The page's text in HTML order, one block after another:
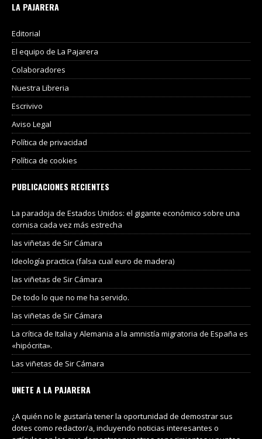
LA PAJARERA
Editorial
El equipo de La Pajarera
Colaboradores
Nuestra Libreria
Escrivivo
Aviso Legal
Política de privacidad
Política de cookies
PUBLICACIONES RECIENTES
La paradoja de Estados Unidos: el gigante económico sobre una
cornisa cada vez más estrecha
las viñetas de Sir Cámara
Ideología practica (falsa cual euro de madera)
las viñetas de Sir Cámara
De todo lo que no me ha servido.
las viñetas de Sir Cámara
La crítica de Italia y Alemania a la amnistía migratoria de España es
«hipócrita».
Las viñetas de Sir Cámara
UNETE A LA PAJARERA
¿A quién no le gustaría tener la oportunidad de demostrar sus
dotes como redactor/a, incluyendo noticias interesantes o